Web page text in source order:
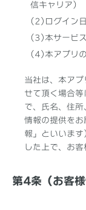
信キャリア）
(2)ログイン
(3)本サービ
(4)本アプリ
当社は、本ア
せて頂く場合
で、氏名、住
情報の提供を
報」といいま
した上で、お客
第4条（お客様